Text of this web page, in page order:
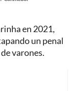
en 2021,
un penal
varones.